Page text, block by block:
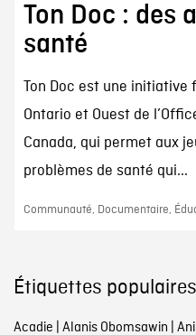
Ton Doc : des
santé
Ton Doc est une
Ontario et Ouest de
Canada, qui permet aux
problèmes de santé qui...
Communauté, Documentaire,
Étiquettes populaires
Acadie | Alanis Obomsawin |